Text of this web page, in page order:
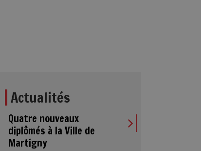
Actualités
Quatre nouveaux
diplômés à la Ville de
Martigny